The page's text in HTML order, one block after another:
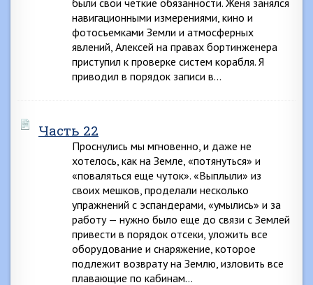
были свои четкие обязанности. Женя занялся
навигационными измерениями, кино и
фотосъемками Земли и атмосферных
явлений, Алексей на правах бортинженера
приступил к проверке систем корабля. Я
приводил в порядок записи в…
Часть 22
Проснулись мы мгновенно, и даже не
хотелось, как на Земле, «потянуться» и
«поваляться еще чуток». «Выплыли» из
своих мешков, проделали несколько
упражнений с эспандерами, «умылись» и за
работу — нужно было еще до связи с Землей
привести в порядок отсеки, уложить все
оборудование и снаряжение, которое
подлежит возврату на Землю, изловить все
плавающие по кабинам…